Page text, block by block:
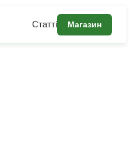
Статті Магазин